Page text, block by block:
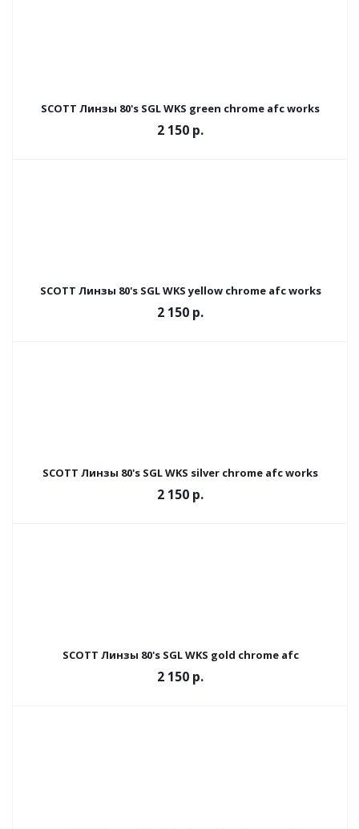
SCOTT Линзы 80's SGL WKS green chrome afc works
2 150 р.
SCOTT Линзы 80's SGL WKS yellow chrome afc works
2 150 р.
SCOTT Линзы 80's SGL WKS silver chrome afc works
2 150 р.
SCOTT Линзы 80's SGL WKS gold chrome afc
2 150 р.